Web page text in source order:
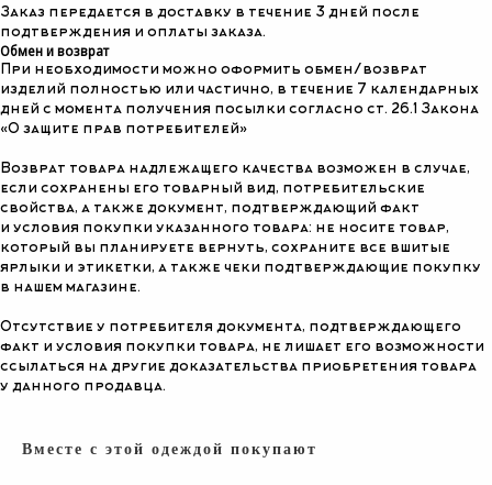
Заказ передается в доставку в течение 3 дней после
подтверждения и оплаты заказа.
Обмен и возврат
При необходимости можно оформить обмен/возврат
изделий полностью или частично, в течение 7 календарных
дней с момента получения посылки согласно ст. 26.1 Закона
«О защите прав потребителей»
Возврат товара надлежащего качества возможен в случае,
если сохранены его товарный вид, потребительские
свойства, а также документ, подтверждающий факт
и условия покупки указанного товара: не носите товар,
который вы планируете вернуть, сохраните все вшитые
ярлыки и этикетки, а также чеки подтверждающие покупку
в нашем магазине.
Отсутствие у потребителя документа, подтверждающего
факт и условия покупки товара, не лишает его возможности
ссылаться на другие доказательства приобретения товара
у данного продавца.
Вместе с этой одеждой покупают
ГОЛОВНЫЕ УБОРЫ
ВЕРХНЯЯ ОДЕЖДА
СВИТШОТЫ И ХУДИ
ПИДЖАКИ
Политика
ПРОГРАММА ЛОЯЛЬНОСТИ
ПЛАТЬЯ И ЮБКИ
РУБАШКИ И БЛУЗЫ
БРЮКИ И ДЖИНСЫ
ЖАКЕТЫ И ЖИЛЕТЫ
SPORT COLLECTION
NEW
SALE
ВЕСЬ КАТАЛОГ
О БРЕНДЕ
КАТАЛОГ